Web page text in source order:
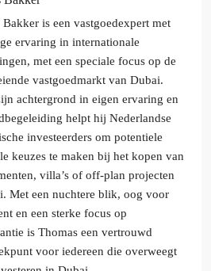
Bakker is een vastgoedexpert met
ervaring in internationale
met een speciale focus op de
vastgoedmarkt van Dubai.
achtergrond in eigen ervaring en
helpt hij Nederlandse
investeerders om potentiele
keuzes te maken bij het kopen van
villa’s of off-plan projecten
Met een nuchtere blik, oog voor
en een sterke focus op
is Thomas een vertrouwd
voor iedereen die overweegt